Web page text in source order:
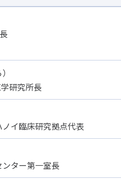
研究所長
イ臨床研究拠点代表
ター第一室長